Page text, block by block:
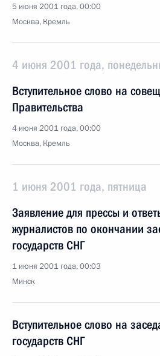
5 июня 2001 года, 00:00
Москва, Кремль
4 июня 2001 года,
Вступительное слово на
Правительства
4 июня 2001 года, 00:00
Москва, Кремль
1 июня 2001 года, пятница
Заявление для прессы и
журналистов по окончании
государств СНГ
1 июня 2001 года, 00:03
Минск
Вступительное слово на
государств СНГ